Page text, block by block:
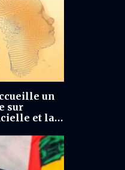
un
sur
et la